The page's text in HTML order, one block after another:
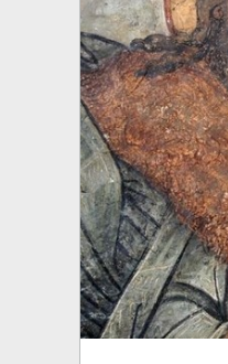
Ορθόδοξο
Σκέψεις-προβληματισμοί